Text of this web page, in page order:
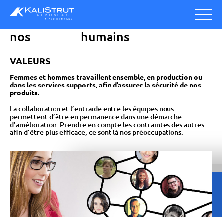
nos humains
VALEURS
Femmes et hommes travaillent ensemble, en production ou
dans les services supports, afin d’assurer la sécurité de nos
produits.
La collaboration et l’entraide entre les équipes nous
permettent d’être en permanence dans une démarche
d’amélioration. Prendre en compte les contraintes des autres
afin d’être plus efficace, ce sont là nos préoccupations.